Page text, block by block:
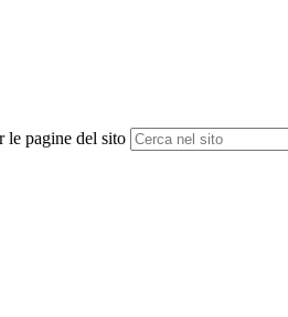
le pagine del sito